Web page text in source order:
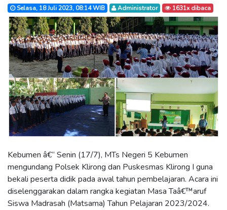
Selasa, 18 Juli 2023, 08:14 WIB Administrator 1631x dibaca
Kebumen â€“ Senin (17/7), MTs Negeri 5 Kebumen
mengundang Polsek Klirong dan Puskesmas Klirong I guna
bekali peserta didik pada awal tahun pembelajaran. Acara ini
diselenggarakan dalam rangka kegiatan Masa Taâ€™aruf
Siswa Madrasah (Matsama) Tahun Pelajaran 2023/2024.